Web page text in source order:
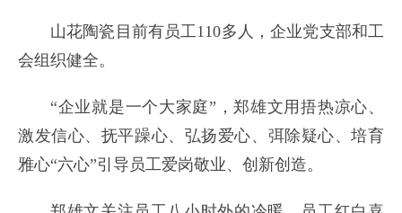
山花陶瓷目前有员工110多人，企业党支部和工
会组织健全。
“企业就是一个大家庭”，郑雄文用捂热凉心、
激发信心、抚平躁心、弘扬爱心、弭除疑心、培育
雅心“六心”引导员工爱岗敬业、创新创造。